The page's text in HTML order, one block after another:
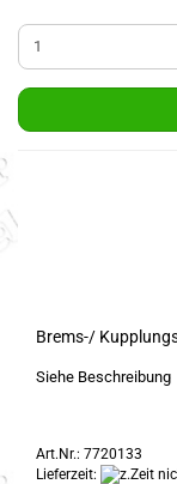
Brems-/
Siehe Beschreibung
Art.Nr.: 7720133
Lieferzeit: